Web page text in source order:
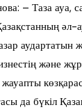
– Таза ауа,
әл-
аудартатын
және
да бүкіл